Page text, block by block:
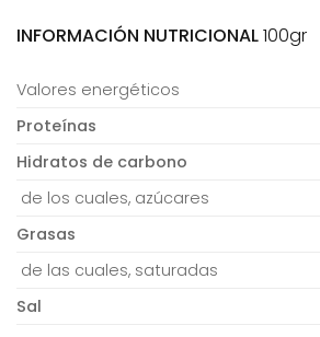
INFORMACIÓN NUTRICIONAL100gr
Valores energéticos
Proteínas
Hidratos de carbono
de los cuales, azúcares
Grasas
de las cuales, saturadas
Sal